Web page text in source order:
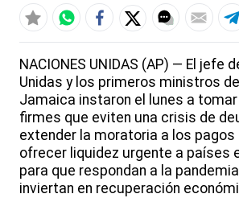
NACIONES UNIDAS (AP) — El jefe
Unidas y los primeros ministros
Jamaica instaron el lunes a
firmes que eviten una crisis de
extender la moratoria a los pagos
ofrecer liquidez urgente a países
para que respondan a la
inviertan en recuperación